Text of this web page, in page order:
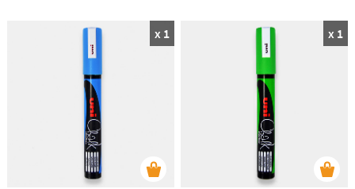
desenând și scriind pe autocolantele tip tablă
x 1 x 1